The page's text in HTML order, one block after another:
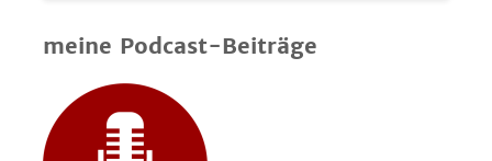
meine Podcast-Beiträge